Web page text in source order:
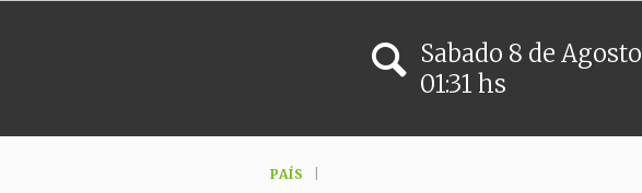
Sabado 8 de Agosto
01:31 hs
PAÍS